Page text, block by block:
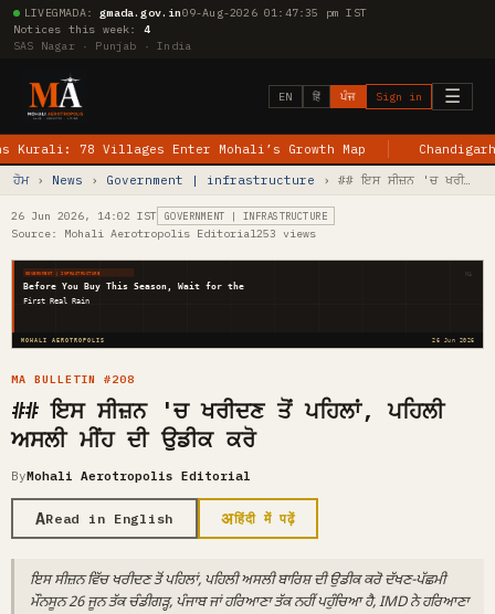
LIVEGMADA:gmada.gov.in09-Aug-2026 01:47:36 pm IST
Notices this week: 4
SAS Nagar · Punjab · India
☰
EN हिं ਪੰਜ Sign in
78 Villages Enter Mohali’s Growth Map
ਹੋਮ
› News › Government | infrastructure › ## ਇਸ ਸੀਜ਼ਨ 'ਚ ਖਰੀ…
26 Jun 2026, 14:02 IST GOVERNMENT | INFRASTRUCTURE
Source: Mohali Aerotropolis Editorial253 views
GOVERNMENT | INFRASTRUCTURE
MOHALI AEROTROPOLIS 26 Jun 2026
Before You Buy This Season, Wait for the
First Real Rain
MA
MA BULLETIN #208
## ਇਸ ਸੀਜ਼ਨ 'ਚ ਖਰੀਦਣ ਤੋਂ ਪਹਿਲਾਂ, ਪਹਿਲੀ
ਅਸਲੀ ਮੀਂਹ ਦੀ ਉਡੀਕ ਕਰੋ
ByMohali Aerotropolis Editorial
ARead in English अहिंदी में पढ़ें
ਇਸ ਸੀਜ਼ਨ ਵਿੱਚ ਖਰੀਦਣ ਤੋਂ ਪਹਿਲਾਂ, ਪਹਿਲੀ ਅਸਲੀ ਬਾਰਿਸ਼ ਦੀ ਉਡੀਕ ਕਰੋ ਦੱਖਣ-ਪੱਛਮੀ
ਮੌਨਸੂਨ 26 ਜੂਨ ਤੱਕ ਚੰਡੀਗੜ੍ਹ, ਪੰਜਾਬ ਜਾਂ ਹਰਿਆਣਾ ਤੱਕ ਨਹੀਂ ਪਹੁੰਚਿਆ ਹੈ, IMD ਨੇ ਹਰਿਆਣਾ